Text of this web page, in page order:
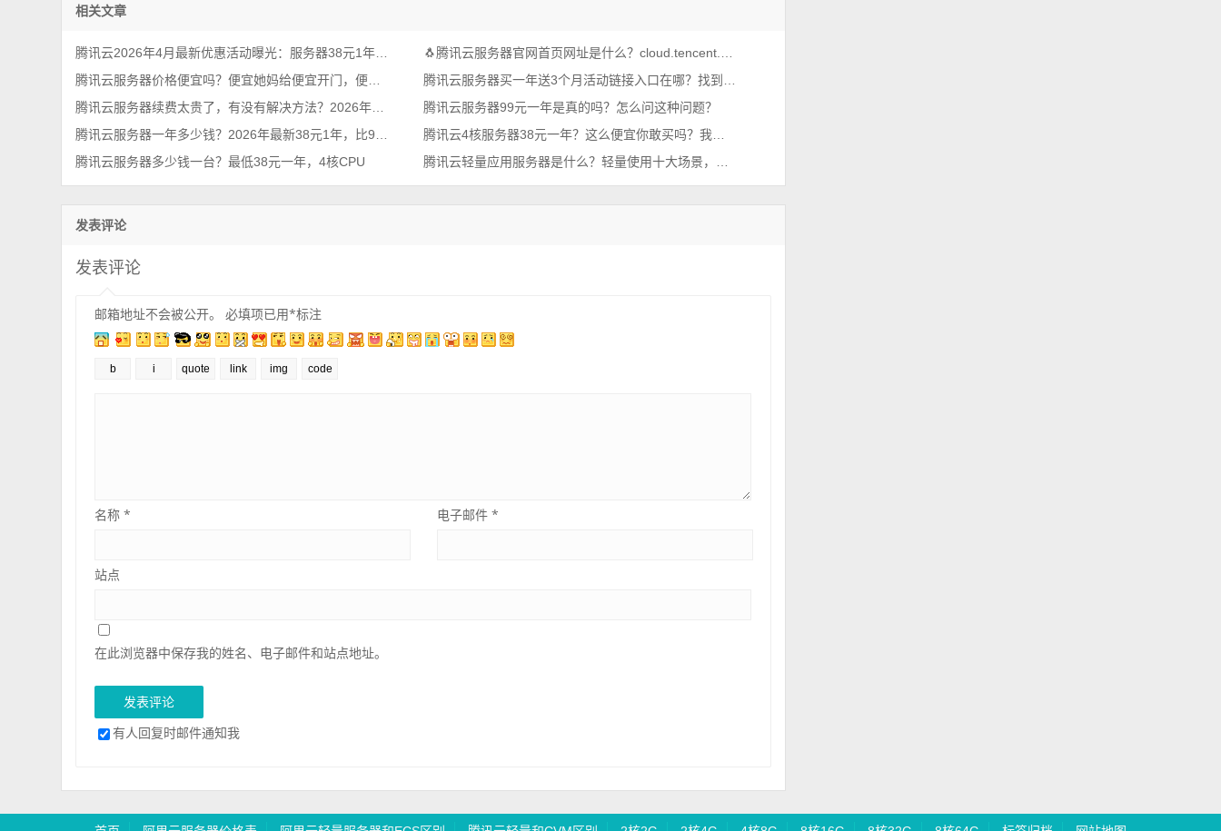
相关文章
腾讯云服务器99元一年是真的吗？怎么问这种问题？
腾讯云服务器多少钱一台？最低38元一年，4核CPU
发表评论
发表评论
邮箱地址不会被公开。 必填项已用*标注
名称* 电子邮件 *
站点
在此浏览器中保存我的姓名、电子邮件和站点地址。
有人回复时邮件通知我